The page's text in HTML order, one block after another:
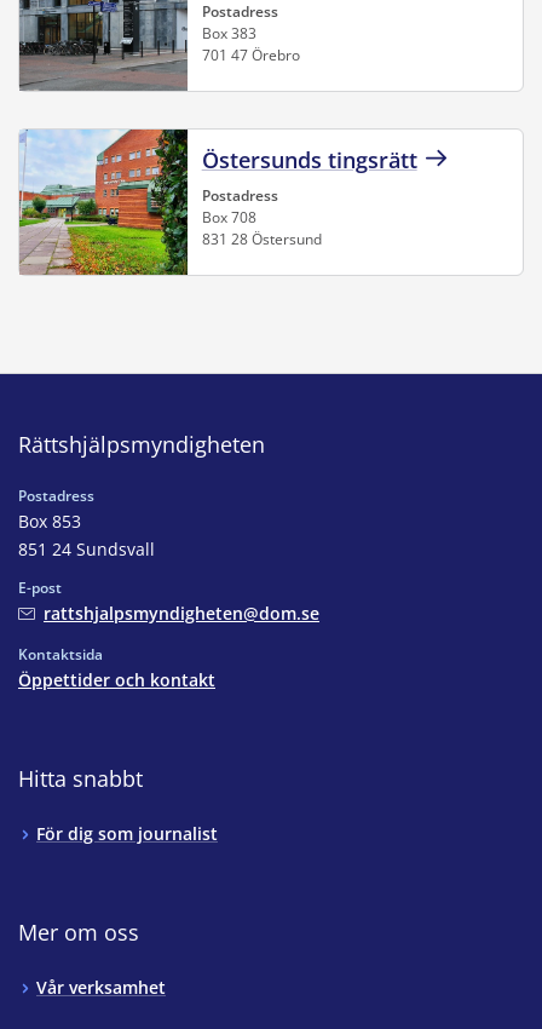
Postadress
Box 383
701 47 Örebro
Östersunds tingsrätt
Postadress
Box 708
831 28 Östersund
Rättshjälpsmyndigheten
Postadress
Box 853
851 24 Sundsvall
E-post
rattshjalpsmyndigheten@dom.se
Kontaktsida
Öppettider och kontakt
Hitta snabbt
För dig som journalist
Mer om oss
Vår verksamhet